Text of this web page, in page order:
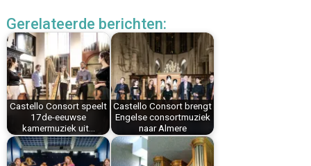
e
b
o
o
k
t
e
e
s
t
k
e
d
I
n
i
t
s
A
p
p
e
n
Gerelateerde berichten:
Castello Consort speelt
17de-eeuwse
kamermuziek uit…
Castello Consort brengt
Engelse consortmuziek
naar Almere